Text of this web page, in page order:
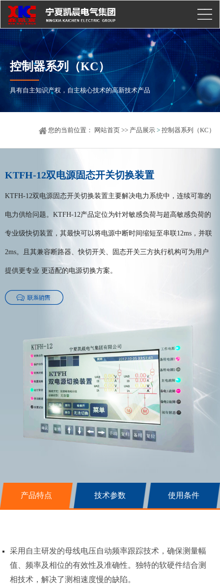
控制器系列（KC）
具有自主知识产权，自主核心技术的高新技术产品
您的当前位置： 网站首页 >> 产品展示 > 控制器系列（KC）
KTFH-12双电源固态开关切换装置
KTFH-12双电源固态开关切换装置主要解决电力系统中，连续可靠的
电力供给问题。KTFH-12产品定位为针对敏感负荷与超高敏感负荷的
专业级快切装置，其最快可以将电源中断时间缩短至串联12ms，并联
2ms。且其兼容断路器、快切开关、固态开关三方执行机构可为用户
提供更专业 更适配的电源切换方案。
产品特点 技术参数 使用条件
采用自主研发的母线电压自动频率跟踪技术，确保测量幅
值、频率及相位的有效性及准确性。独特的软硬件结合测
相技术，解决了测相速度慢的缺陷。